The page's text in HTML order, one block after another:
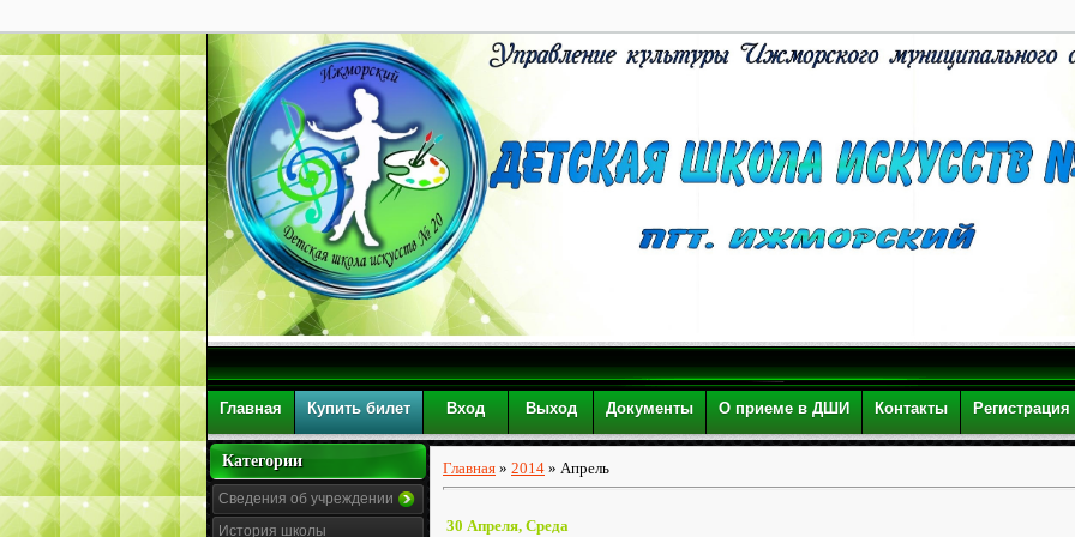
Главная Купить билет Вход Выход Документы О приеме в ДШИ Контакты Регистрация
Категории
Сведения об учреждении
История школы
Главная » 2014 » Апрель
30 Апреля, Среда